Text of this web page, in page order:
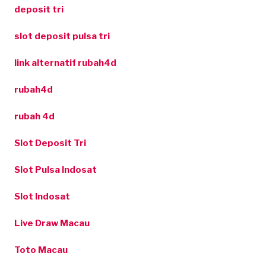
deposit tri
slot deposit pulsa tri
link alternatif rubah4d
rubah4d
rubah 4d
Slot Deposit Tri
Slot Pulsa Indosat
Slot Indosat
Live Draw Macau
Toto Macau